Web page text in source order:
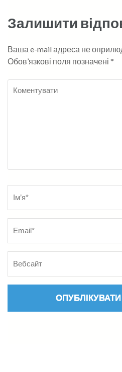
Залишити
Ваша e-mail адреса не
Обов’язкові поля позначені *